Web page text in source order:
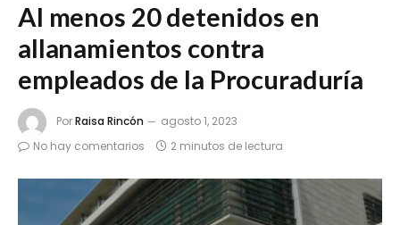
Al menos 20 detenidos en
allanamientos contra
empleados de la Procuraduría
PorRaisa Rincón
agosto 1, 2023
No hay comentarios
2 minutos de lectura